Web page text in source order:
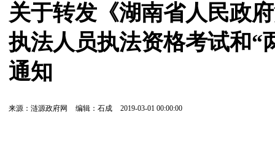
关于转发《湖南省人民政
执法人员执法资格考试和“
通知
来源：涟源政府网 编辑：石成 2019-03-01 00:00:00